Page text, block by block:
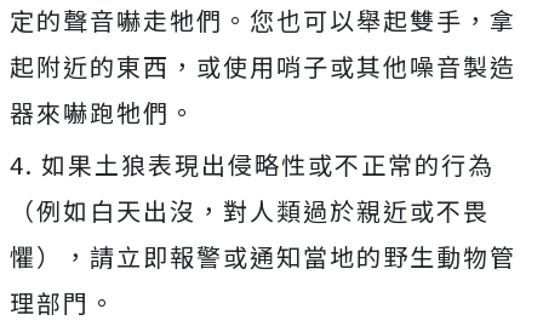
定的聲音嚇走牠們。您也可以舉起雙手，拿
起附近的東西，或使用哨子或其他噪音製造
器來嚇跑牠們。
4. 如果土狼表現出侵略性或不正常的行為
（例如白天出沒，對人類過於親近或不畏
懼），請立即報警或通知當地的野生動物管
理部門。